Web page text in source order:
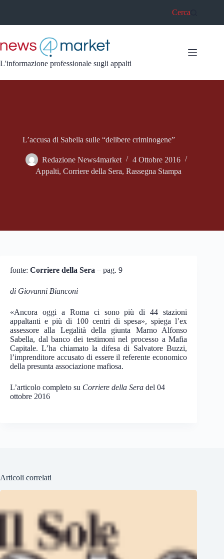
Cerca
L'informazione professionale sugli appalti
L’accusa di Sabella sulle “delibere criminogene”
Redazione News4market
4 Ottobre 2016
Appalti,Corriere della Sera,Rassegna Stampa
fonte: Corriere della Sera – pag. 9
di Giovanni Bianconi
«Ancora oggi a Roma ci sono più di 44 stazioni
appaltanti e più di 100 centri di spesa», spiega l’ex
assessore alla Legalità della giunta Marno Alfonso
Sabella, dal banco dei testimoni nel processo a Mafia
Capitale. L’ha chiamato la difesa di Salvatore Buzzi,
l’imprenditore accusato di essere il referente economico
della presunta associazione mafiosa.
L’articolo completo su Corriere della Sera del 04
ottobre 2016
Articoli correlati